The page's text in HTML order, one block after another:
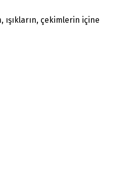
ışıkların, çekimlerin içine